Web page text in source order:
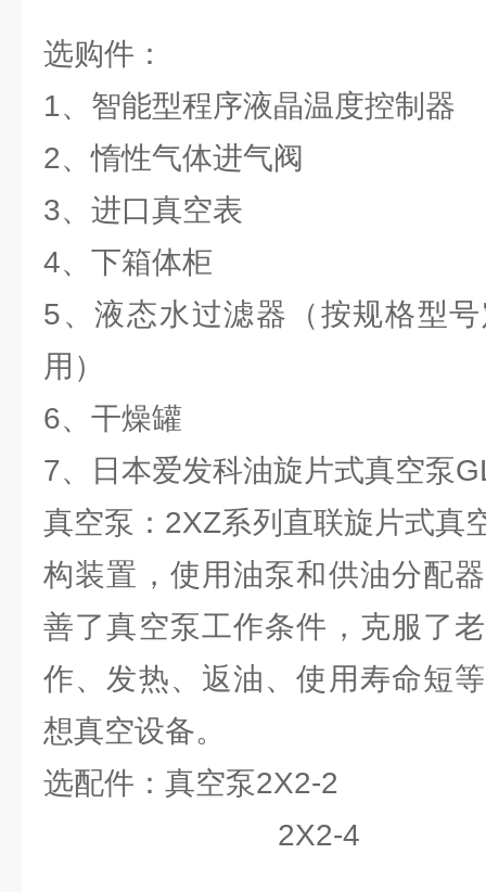
选购件：
1、智能型程序液晶温度控制器
2、惰性气体进气阀
3、进口真空表
4、下箱体柜
5、液态水过滤器（按规格型
用）
6、干燥罐
7、日本爱发科油旋片式真空泵
真空泵：2XZ系列直联旋片式真
构装置，使用油泵和供油分配
善了真空泵工作条件，克服了
作、发热、返油、使用寿命短
想真空设备。
选配件：真空泵2X2-2
2X2-4